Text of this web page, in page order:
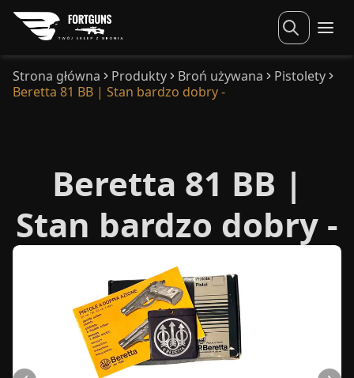
Strona główna Produkty Broń używana
Pistolety
Beretta 81 BB | Stan bardzo dobry -
Beretta 81 BB |
Stan bardzo dobry -